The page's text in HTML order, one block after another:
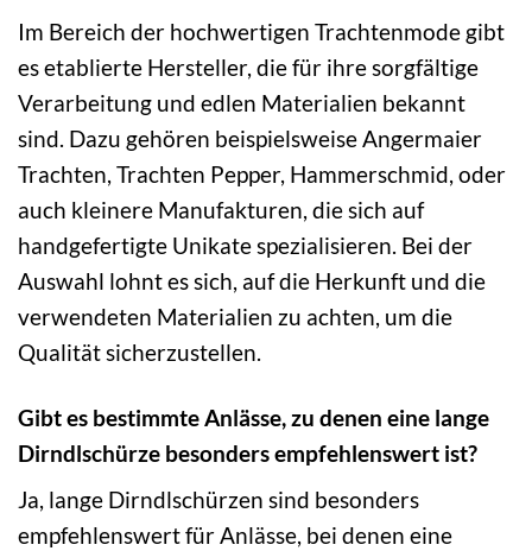
Im Bereich der hochwertigen Trachtenmode gibt
es etablierte Hersteller, die für ihre sorgfältige
Verarbeitung und edlen Materialien bekannt
sind. Dazu gehören beispielsweise Angermaier
Trachten, Trachten Pepper, Hammerschmid, oder
auch kleinere Manufakturen, die sich auf
handgefertigte Unikate spezialisieren. Bei der
Auswahl lohnt es sich, auf die Herkunft und die
verwendeten Materialien zu achten, um die
Qualität sicherzustellen.
Gibt es bestimmte Anlässe, zu denen eine lange
Dirndlschürze besonders empfehlenswert ist?
Ja, lange Dirndlschürzen sind besonders
empfehlenswert für Anlässe, bei denen eine